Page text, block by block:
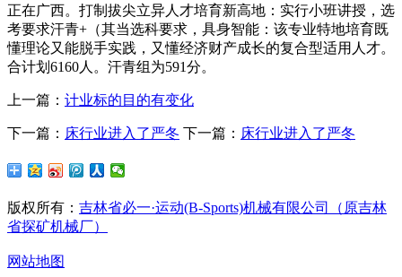
正在广西。打制拔尖立异人才培育新高地：实行小班讲授，选
考要求汗青+（其当选科要求，具身智能：该专业特地培育既
懂理论又能脱手实践，又懂经济财产成长的复合型适用人才。
合计划6160人。汗青组为591分。
上一篇： 计业标的目的有变化
下一篇： 床行业进入了严冬 下一篇： 床行业进入了严冬
版权所有： 吉林省必一·运动(B-Sports)机械有限公司（原吉林
省探矿机械厂）
网站地图